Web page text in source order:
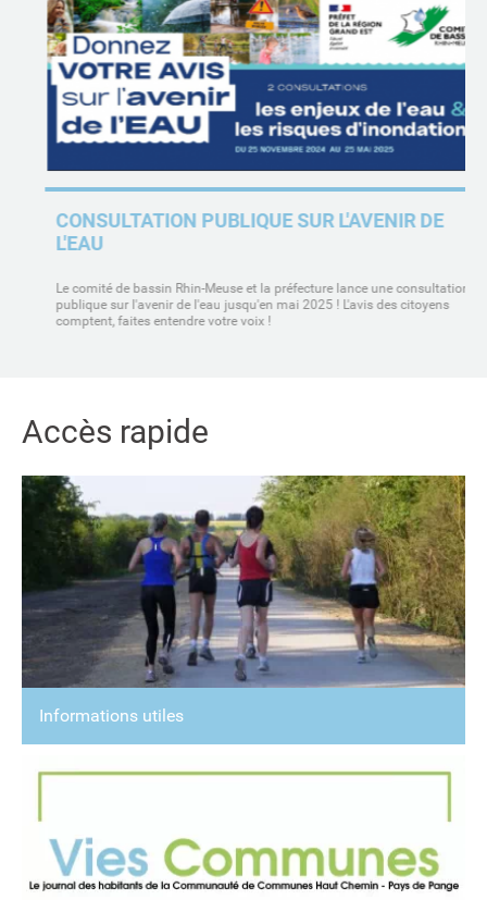
CONSULTATION PUBLIQUE SUR L'AVENIR DE
L'EAU
Le comité de bassin Rhin-Meuse et la préfecture lance une consultation
publique sur l'avenir de l'eau jusqu'en mai 2025 ! L'avis des citoyens
comptent, faites entendre votre voix !
Accès rapide
Informations utiles